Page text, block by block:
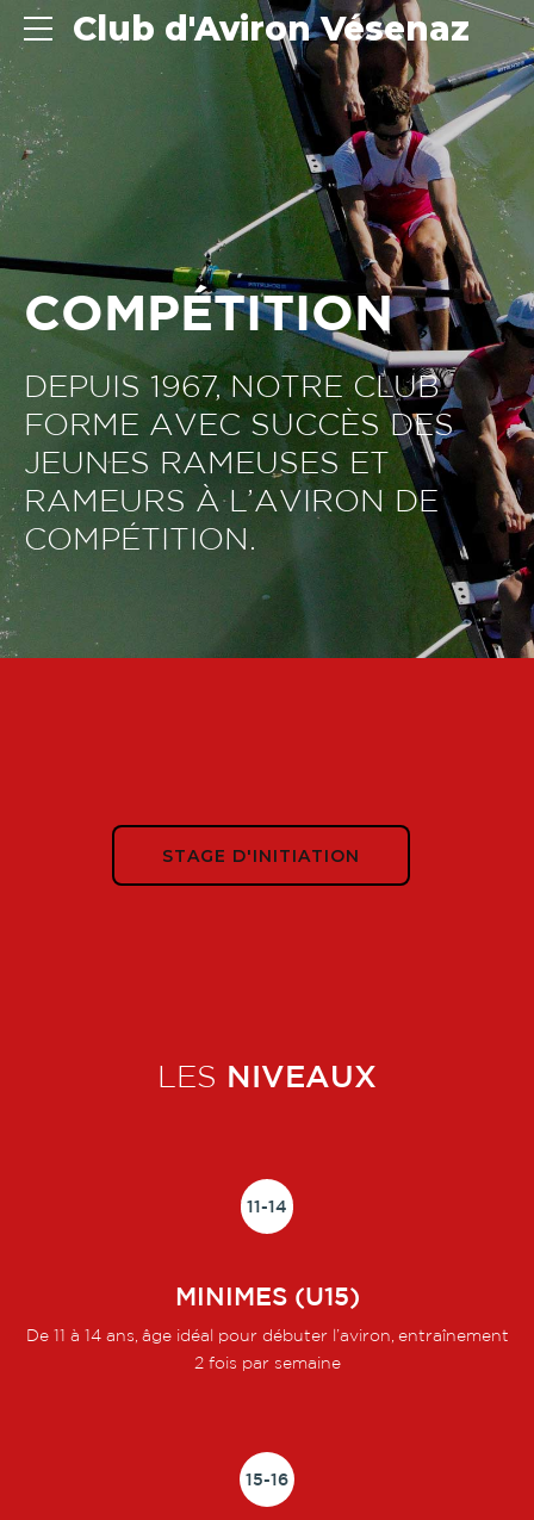
Club d'Aviron Vésenaz
COMPÉTITION
DEPUIS 1967, NOTRE CLUB
FORME AVEC SUCCÈS DES
JEUNES RAMEUSES ET
RAMEURS À L’AVIRON DE
COMPÉTITION.
STAGE D'INITIATION
LES NIVEAUX
11-14
MINIMES (U15)
De 11 à 14 ans, âge idéal pour débuter l’aviron, entraînement
2 fois par semaine
15-16